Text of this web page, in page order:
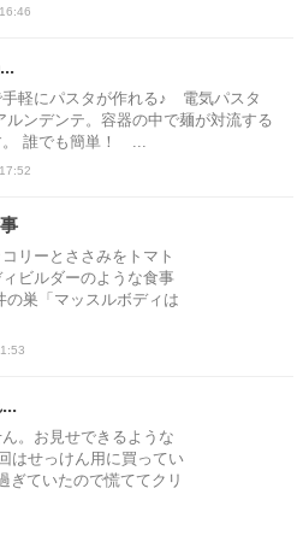
軽にパスタが作れる♪ 電気パスタ
ンデンテ。容器の中で麺が対流する
誰でも簡単！ ...
リーとささみをトマト
ビルダーのような食事
の巣「マッスルボディは
。お見せできるような
はせっけん用に買ってい
ぎていたので慌ててクリ